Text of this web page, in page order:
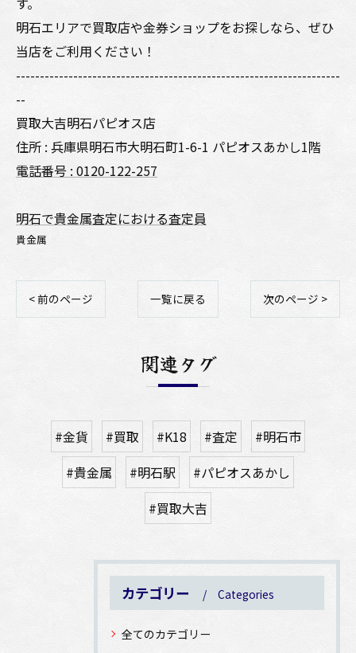
明石エリアで買取店や金券ショップをお探しなら、ぜひ
当店をご利用ください！
--------------------------------------------------------------------
--
買取大吉明石パピオス店
住所 : 兵庫県明石市大明石町1-6-1 パピオスあかし1階
電話番号 : 0120-122-257
明石で貴金属査定における査定員
貴金属
< 前のページ 一覧に戻る 次のページ >
関連タグ
#金貨 #買取 #K18 #査定
#明石市
#貴金属
#明石駅
#パピオスあかし
#買取大吉
カテゴリー Categories
全てのカテゴリー